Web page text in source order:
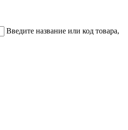
Введите название или код товара,